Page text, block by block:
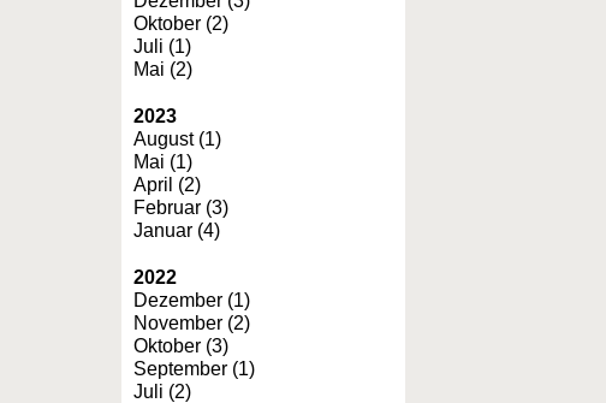
Oktober (2)
Juli (1)
Mai (2)
2023
August (1)
Mai (1)
April (2)
Februar (3)
Januar (4)
2022
Dezember (1)
November (2)
Oktober (3)
September (1)
Juli (2)